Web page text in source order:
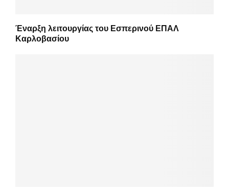
Έναρξη λειτουργίας του Εσπερινού ΕΠΑΛ
Καρλοβασίου